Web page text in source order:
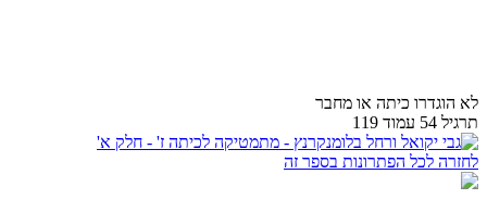
לא הוגדרו כיתה או מחבר
תרגיל 54 עמוד 119
לחזרה לכל הפתרונות בספר זה